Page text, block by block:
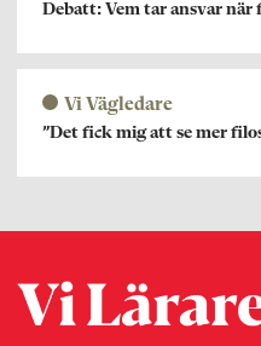
Debatt: Vem tar ansvar
Vi Vägledare
”Det fick mig att se mer